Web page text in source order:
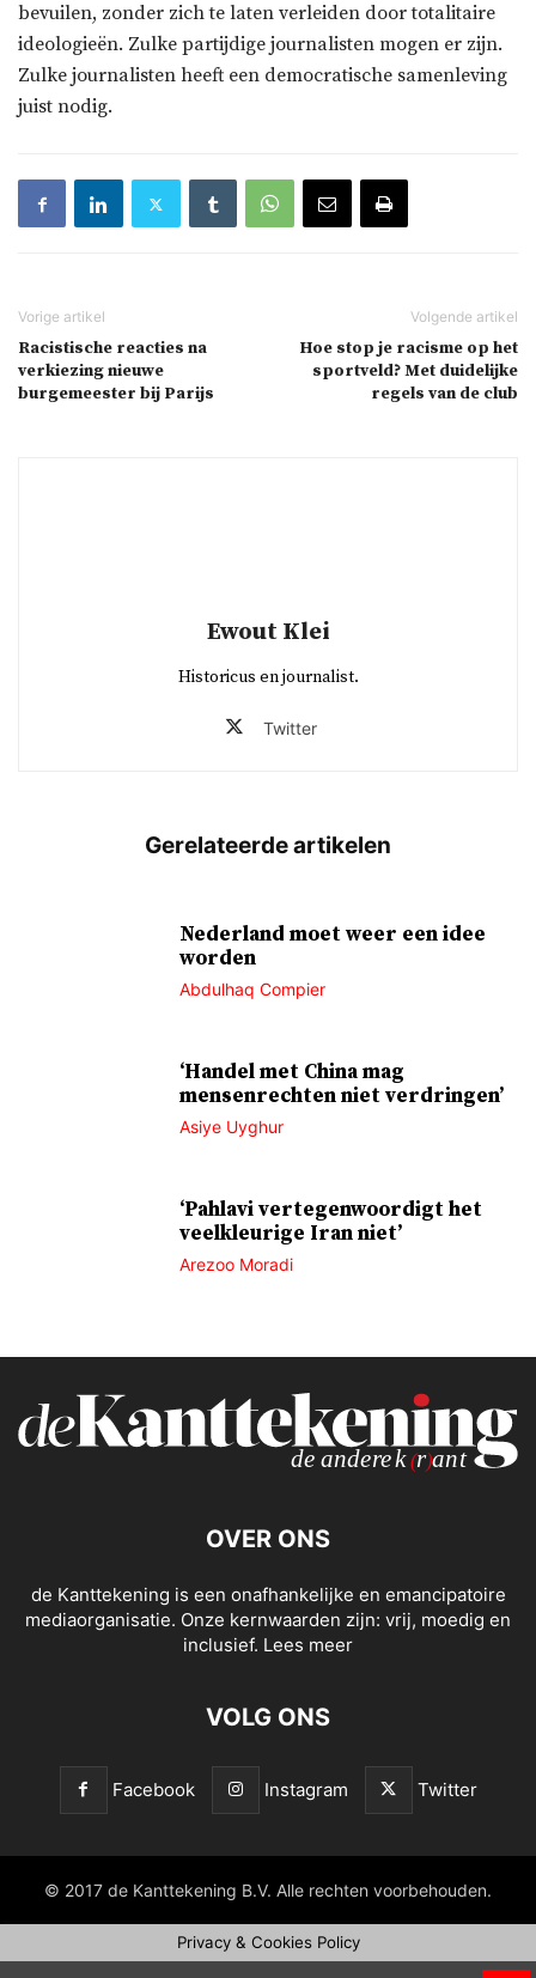
bevuilen, zonder zich te laten verleiden door totalitaire
ideologieën. Zulke partijdige journalisten mogen er zijn.
Zulke journalisten heeft een democratische samenleving
juist nodig.
Racistische reacties na
verkiezing nieuwe
burgemeester bij Parijs
Hoe stop je racisme op het
sportveld? Met duidelijke
regels van de club
Ewout Klei
Historicus en journalist.
Twitter
Nederland moet weer een idee
worden
Abdulhaq Compier
‘Handel met China mag
mensenrechten niet verdringen’
Asiye Uyghur
‘Pahlavi vertegenwoordigt het
veelkleurige Iran niet’
Arezoo Moradi
OVER ONS
de Kanttekening is een onafhankelijke en emancipatoire
mediaorganisatie. Onze kernwaarden zijn: vrij, moedig en
inclusief. Lees meer
VOLG ONS
Facebook Instagram Twitter
© 2017 de Kanttekening B.V. Alle rechten voorbehouden.
Privacy & Cookies Policy